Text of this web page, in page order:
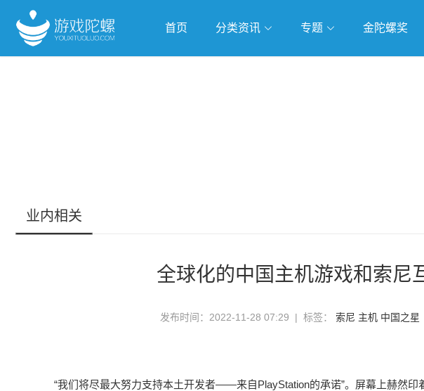
首页 分类资讯 专题 金陀螺奖
业内相关
全球化的中国主机游戏和索尼
发布时间：2022-11-28 07:29 | 标签： 索尼 主机 中国之星
“我们将尽最大努力支持本土开发者——来自PlayStation的承诺”。屏幕上赫然印